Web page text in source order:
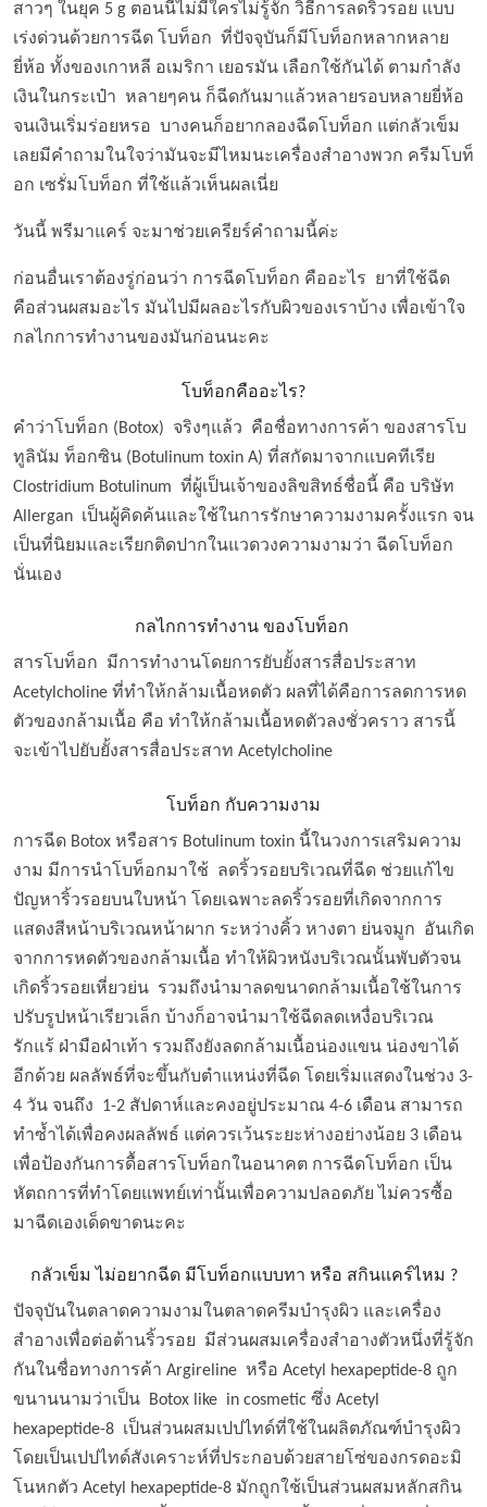
สาวๆ ในยุค 5 g ตอนนี้ไม่มีใครไม่รู้จัก วิธีการลดริ้วรอย แบบ
เร่งด่วนด้วยการฉีด โบท็อก ที่ปัจจุบันก็มีโบท็อกหลากหลาย
ยี่ห้อ ทั้งของเกาหลี อเมริกา เยอรมัน เลือกใช้กันได้ ตามกำลัง
เงินในกระเป๋า หลายๆคน ก็ฉีดกันมาแล้วหลายรอบหลายยี่ห้อ
จนเงินเริ่มร่อยหรอ บางคนก็อยากลองฉีดโบท็อก แต่กลัวเข็ม
เลยมีคำถามในใจว่ามันจะมีไหมนะเครื่องสำอางพวก ครีมโบท็
อก เซรั่มโบท็อก ที่ใช้แล้วเห็นผลเนี่ย
วันนี้ พรีมาแคร์ จะมาช่วยเครียร์คำถามนี้ค่ะ
ก่อนอื่นเราต้องรู่ก่อนว่า การฉีดโบท็อก คืออะไร ยาที่ใช้ฉีด
คือส่วนผสมอะไร มันไปมีผลอะไรกับผิวของเราบ้าง เพื่อเข้าใจ
กลไกการทำงานของมันก่อนนะคะ
โบท็อกคืออะไร?
คำว่าโบท็อก (Botox) จริงๆแล้ว คือชื่อทางการค้า ของสารโบ
ทูลินัม ท็อกซิน (Botulinum toxin A) ที่สกัดมาจากแบคทีเรีย
Clostridium Botulinum ที่ผู้เป็นเจ้าของลิขสิทธ์ชื่อนี้ คือ บริษัท
Allergan เป็นผู้คิดค้นและใช้ในการรักษาความงามครั้งแรก จน
เป็นที่นิยมและเรียกติดปากในแวดวงความงามว่า ฉีดโบท็อก
นั่นเอง
กลไกการทำงาน ของโบท็อก
สารโบท็อก มีการทำงานโดยการยับยั้งสารสื่อประสาท
Acetylcholine ที่ทำให้กล้ามเนื้อหดตัว ผลที่ได้คือการลดการหด
ตัวของกล้ามเนื้อ คือ ทำให้กล้ามเนื้อหดตัวลงชั่วคราว สารนี้
จะเข้าไปยับยั้งสารสื่อประสาท Acetylcholine
โบท็อก กับความงาม
การฉีด Botox หรือสาร Botulinum toxin นี้ในวงการเสริมความ
งาม มีการนำโบท็อกมาใช้ ลดริ้วรอยบริเวณที่ฉีด ช่วยแก้ไข
ปัญหาริ้วรอยบนใบหน้า โดยเฉพาะลดริ้วรอยที่เกิดจากการ
แสดงสีหน้าบริเวณหน้าผาก ระหว่างคิ้ว หางตา ย่นจมูก อันเกิด
จากการหดตัวของกล้ามเนื้อ ทำให้ผิวหนังบริเวณนั้นพับตัวจน
เกิดริ้วรอยเหี่ยวย่น รวมถึงนำมาลดขนาดกล้ามเนื้อใช้ในการ
ปรับรูปหน้าเรียวเล็ก บ้างก็อาจนำมาใช้ฉีดลดเหงื่อบริเวณ
รักแร้ ฝ่ามือฝ่าเท้า รวมถึงยังลดกล้ามเนื้อน่องแขน น่องขาได้
อีกด้วย ผลลัพธ์ที่จะขึ้นกับตำแหน่งที่ฉีด โดยเริ่มแสดงในช่วง 3-
4 วัน จนถึง 1-2 สัปดาห์และคงอยู่ประมาณ 4-6 เดือน สามารถ
ทำซ้ำได้เพื่อคงผลลัพธ์ แต่ควรเว้นระยะห่างอย่างน้อย 3 เดือน
เพื่อป้องกันการดื้อสารโบท็อกในอนาคต การฉีดโบท็อก เป็น
หัตถการที่ทำโดยแพทย์เท่านั้นเพื่อความปลอดภัย ไม่ควรซื้อ
มาฉีดเองเด็ดขาดนะคะ
กลัวเข็ม ไม่อยากฉีด มีโบท็อกแบบทา หรือ สกินแคร์ไหม ?
ปัจจุบันในตลาดความงามในตลาดครีมบำรุงผิว และเครื่อง
สำอางเพื่อต่อต้านริ้วรอย มีส่วนผสมเครื่องสำอางตัวหนึ่งที่รู้จัก
กันในชื่อทางการค้า Argireline หรือ Acetyl hexapeptide-8 ถูก
ขนานนามว่าเป็น Botox like in cosmetic ซึ่ง Acetyl
hexapeptide-8 เป็นส่วนผสมเปปไทด์ที่ใช้ในผลิตภัณฑ์บำรุงผิว
โดยเป็นเปปไทด์สังเคราะห์ที่ประกอบด้วยสายโซ่ของกรดอะมิ
โนหกตัว Acetyl hexapeptide-8 มักถูกใช้เป็นส่วนผสมหลักสกิน